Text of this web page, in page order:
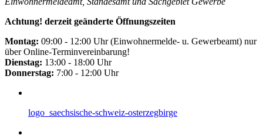
Achtung! derzeit geänderte Öffnungszeiten
Montag: 09:00 - 12:00 Uhr (Einwohnermelde- u. Gewerbeamt) nur
über Online-Terminvereinbarung!
Dienstag: 13:00 - 18:00 Uhr
Donnerstag: 7:00 - 12:00 Uhr
logo_saechsische-schweiz-osterzegbirge